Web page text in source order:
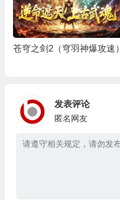
苍穹之剑2（穹羽神爆攻速）
发表评论
匿名网友